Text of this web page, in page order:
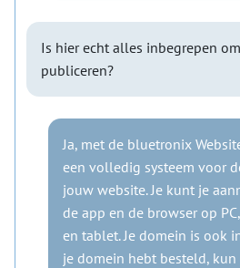
Is hier echt alles inbegrepen
publiceren?
Ja, met de bluetronix
een volledig systeem voor
jouw website. Je kunt je
de app en de browser op
en tablet. Je domein is ook
je domein hebt besteld,